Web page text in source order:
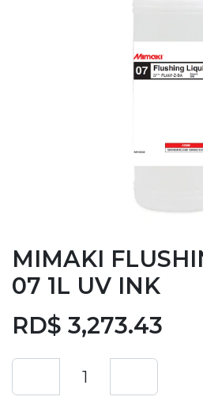
MIMAKI
07 1L UV INK
RD$ 3,273.43